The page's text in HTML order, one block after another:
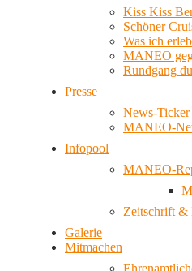
Kiss Kiss
Schöner
Was ich
MANEO
Rundgang
Presse
News-Ticker
MANEO-
Infopool
MANEO-
Zeitschrift &
Galerie
Mitmachen